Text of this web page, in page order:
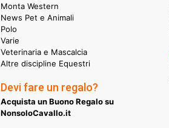
Monta Western
News Pet e Animali
Polo
Varie
Veterinaria e Mascalcia
Altre discipline Equestri
Devi fare un regalo?
Acquista un Buono Regalo su
NonsoloCavallo.it